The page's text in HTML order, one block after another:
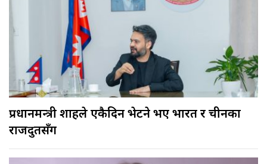
प्रधानमन्त्री शाहले एकैदिन भेटने भए भारत र चीनका
राजदुतसँग